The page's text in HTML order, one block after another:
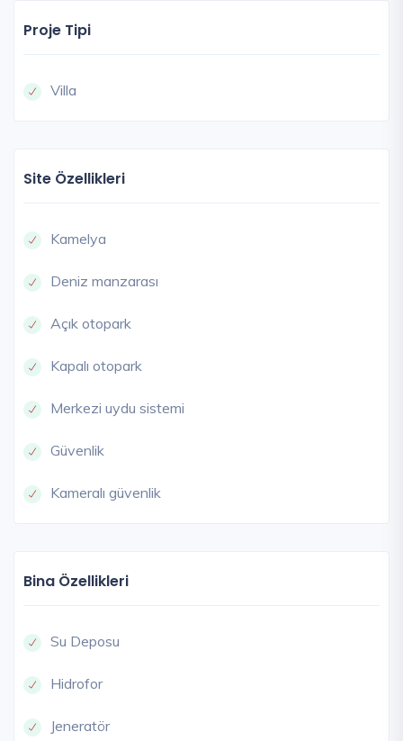
Proje Tipi
Villa
Site Özellikleri
Kamelya
Deniz manzarası
Açık otopark
Kapalı otopark
Merkezi uydu sistemi
Güvenlik
Kameralı güvenlik
Bina Özellikleri
Su Deposu
Hidrofor
Jeneratör